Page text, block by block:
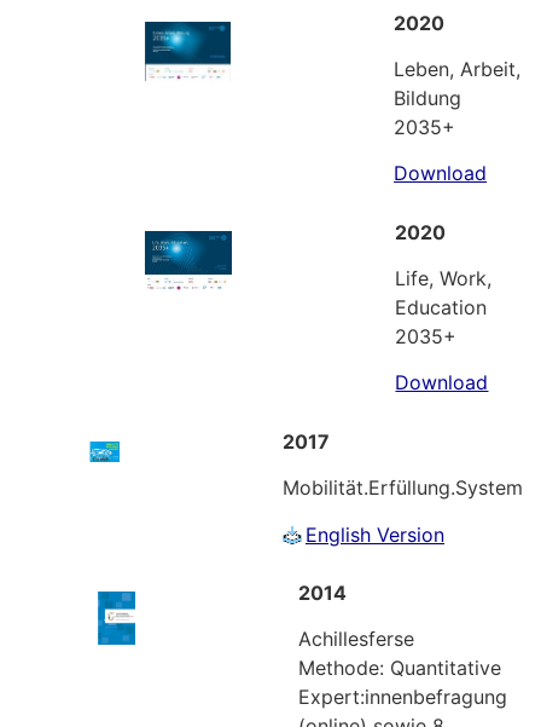
2020
Leben, Arbeit,
Bildung
2035+
Download
2020
Life, Work,
Education
2035+
Download
2017
Mobilität.Erfüllung.System
English Version
2014
Achillesferse
Methode: Quantitative
Expert:innenbefragung